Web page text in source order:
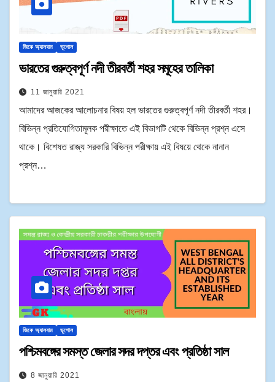
জিকে অ্যালবাম ভূগোল
ভারতের গুরুত্বপূর্ণ নদী তীরবর্তী শহর সমূহের তালিকা
11 জানুয়ারি 2021
আমাদের আজকের আলোচনার বিষয় হল ভারতের গুরুত্বপূর্ণ নদী তীরবর্তী শহর।
বিভিন্ন প্রতিযোগিতামূলক পরীক্ষাতে এই বিভাগটি থেকে বিভিন্ন প্রশ্ন এসে
থাকে। বিশেষত রাজ্য সরকারি বিভিন্ন পরীক্ষায় এই বিষয়ে থেকে নানান
প্রশ্ন…
জিকে অ্যালবাম ভূগোল
পশ্চিমবঙ্গের সমস্ত জেলার সদর দপ্তর এবং প্রতিষ্ঠা সাল
8 জানুয়ারি 2021